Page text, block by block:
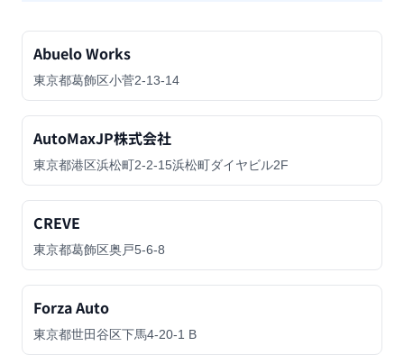
Abuelo Works
東京都葛飾区小菅2-13-14
AutoMaxJP株式会社
東京都港区浜松町2-2-15浜松町ダイヤビル2F
CREVE
東京都葛飾区奥戸5-6-8
Forza Auto
東京都世田谷区下馬4-20-1 B